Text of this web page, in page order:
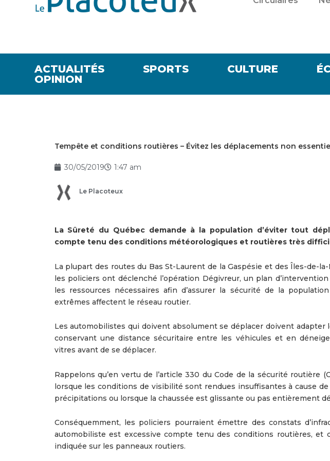
ACTUALITÉS SPORTS CULTURE
OPINION
Tempête et conditions routières – Évitez les déplacements non
30/05/2019 1:47 am
Le Placoteux
La Sûreté du Québec demande à la population d’éviter tout
compte tenu des conditions météorologiques et routières très
La plupart des routes du Bas St-Laurent de la Gaspésie et des Îles-de-
les policiers ont déclenché l’opération Dégivreur, un plan
les ressources nécessaires afin d’assurer la sécurité de la
extrêmes affectent le réseau routier.
Les automobilistes qui doivent absolument se déplacer doivent
conservant une distance sécuritaire entre les véhicules et en
vitres avant de se déplacer.
Rappelons qu’en vertu de l’article 330 du Code de la sécurité routière
lorsque les conditions de visibilité sont rendues insuffisantes à cause
précipitations ou lorsque la chaussée est glissante ou pas entièrement
Conséquemment, les policiers pourraient émettre des constats
automobiliste est excessive compte tenu des conditions routières, et
indiquée sur les panneaux routiers.